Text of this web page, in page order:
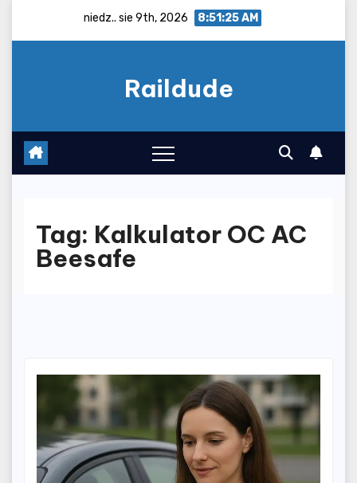
niedz.. sie 9th, 2026 8:51:25 AM
Raildude
Tag: Kalkulator OC AC
Beesafe